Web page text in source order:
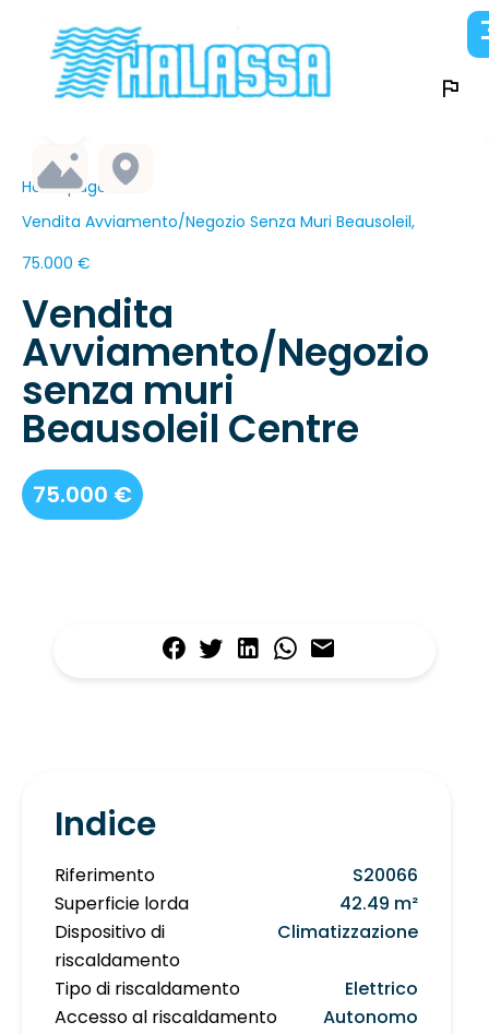
Homepage
Vendita Avviamento/negozio Senza Muri Beausoleil,
75.000 €
Vendita
Avviamento/Negozio
senza muri
Beausoleil Centre
75.000 €
Indice
Riferimento
S20066
Superficie lorda
42.49 m²
Dispositivo di
riscaldamento
Climatizzazione
Tipo di riscaldamento
Elettrico
Accesso al riscaldamento
Autonomo